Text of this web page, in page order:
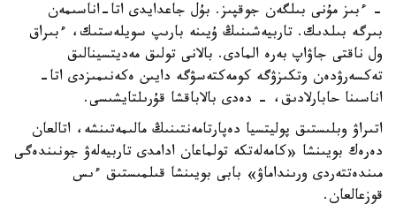
- ءبىز مۇنى بىلگەن جوقپىز. بۇل جاعدايدى اتا-اناسىمەن
بىرگە بىلدىك. تاربيەشىنىڭ ۇيىنە بارىپ سويلەستىك، ءبىراق
ول ناقتى جاۋاپ بەرە المادى. بالانى تولىق مەديتسينالىق
تەكسەرۋدەن وتكىزۋگە كومەكتەسۋگە دايىن ەكەنىمىزدى اتا-
اناسىنا حابارلادىق، - دەدى بالاباقشا قۇرىلتايشىسى.
اتىراۋ وبلىستىق پوليتسيا دەپارتامەنتىنىڭ مالىمەتىنشە، اتالعان
دەرەك بويىنشا «كامەلەتكە تولماعان ادامدى تاربيەلەۋ جونىندەگى
مىندەتتەردى ورىنداماۋ» بابى بويىنشا قىلمىستىق ءىس
قوزعالعان.